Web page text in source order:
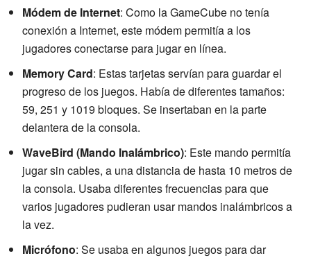
Módem de Internet: Como la GameCube no tenía
conexión a Internet, este módem permitía a los
jugadores conectarse para jugar en línea.
Memory Card: Estas tarjetas servían para guardar el
progreso de los juegos. Había de diferentes tamaños:
59, 251 y 1019 bloques. Se insertaban en la parte
delantera de la consola.
WaveBird (Mando Inalámbrico): Este mando permitía
jugar sin cables, a una distancia de hasta 10 metros de
la consola. Usaba diferentes frecuencias para que
varios jugadores pudieran usar mandos inalámbricos a
la vez.
Micrófono: Se usaba en algunos juegos para dar